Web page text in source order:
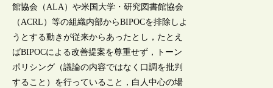
館協会（ALA）や米国大学・研究図書館協会
（ACRL）等の組織内部からBIPOCを排除しよ
うとする動きが従来からあったとし，たとえ
ばBIPOCによる改善提案を尊重せず，トーン
ポリシング（議論の内容ではなく口調を批判
すること）を行っていること，白人中心の場